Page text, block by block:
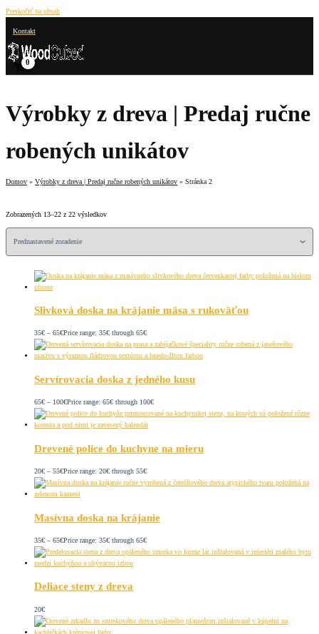
Preskočiť na obsah
Kontakt
Výrobky z dreva | Predaj ručne
robených unikátov
Domov Výrobky z dreva | Predaj ručne robených unikátov Stránka 2
Zobrazených 13–22 z 22 výsledkov
Slivková doska na krájanie mäsa s rukoväťou
35€ – 65€Price range: 35€ through 65€
Servírovacia doska z jedného kusu
65€ – 100€Price range: 65€ through 100€
Drevené police do kuchyne na mieru
20€ – 55€Price range: 20€ through 55€
Masívna doska na krájanie
35€ – 65€Price range: 35€ through 65€
Deliace steny z dreva
20€